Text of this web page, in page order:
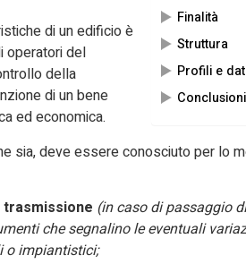
Finalità
Struttura
Profili e
Conclusioni
di un edificio è
operatori del
della
di un bene
ed economica.
sia, deve essere conosciuto per lo
trasmissione (in caso di passaggio
che segnalino le eventuali
o impiantistici;